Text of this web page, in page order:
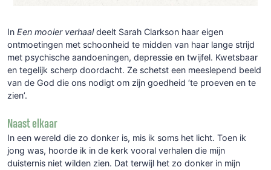
In Een mooier verhaaldeelt Sarah Clarkson haar eigen
ontmoetingen met schoonheid te midden van haar lange strijd
met psychische aandoeningen, depressie en twijfel. Kwetsbaar
en tegelijk scherp doordacht. Ze schetst een meeslepend beeld
van de God die ons nodigt om zijn goedheid ‘te proeven en te
zien’.
Naast elkaar
In een wereld die zo donker is, mis ik soms het licht. Toen ik
jong was, hoorde ik in de kerk vooral verhalen die mijn
duisternis niet wilden zien. Dat terwijl het zo donker in mijn